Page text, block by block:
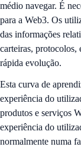
médio navegar. É
para a Web3. Os
das informações
carteiras, protocolos,
rápida evolução.
Esta curva de
experiência do
produtos e serviços
experiência do
normalmente numa